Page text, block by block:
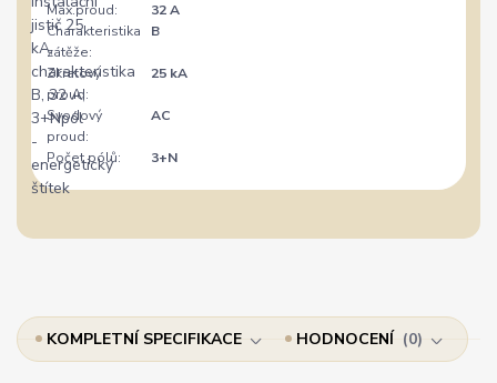
Max.proud:
32 A
Charakteristika
zátěže:
B
Zkratový
proud:
25 kA
Svodový
proud:
AC
Počet pólů: 3+N
KOMPLETNÍ SPECIFIKACE HODNOCENÍ 0